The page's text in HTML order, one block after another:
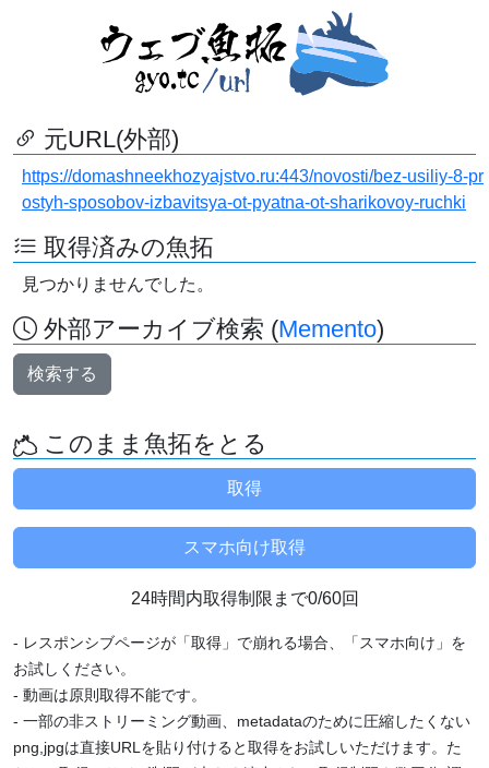
元URL(外部)
https://domashneekhozyajstvo.ru:443/novosti/bez-usiliy-8-pr
ostyh-sposobov-izbavitsya-ot-pyatna-ot-sharikovoy-ruchki
取得済みの魚拓
見つかりませんでした。
外部アーカイブ検索 (Memento)
検索する
このまま魚拓をとる
24時間内取得制限まで0/60回
- レスポンシブページが「取得」で崩れる場合、「スマホ向け」を
お試しください。
- 動画は原則取得不能です。
- 一部の非ストリーミング動画、metadataのために圧縮したくない
png,jpgは直接URLを貼り付けると取得をお試しいただけます。た